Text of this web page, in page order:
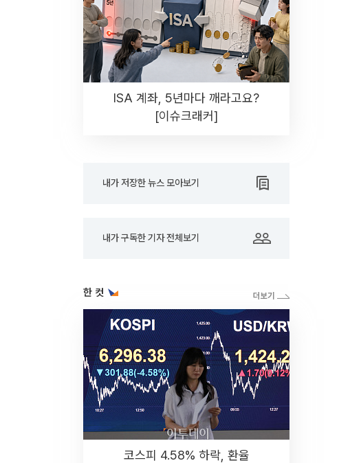
ISA 계좌, 5년마다 깨라고요?
[이슈크래커]
내가 저장한 뉴스 모아보기
내가 구독한 기자 전체보기
한 컷
코스피 4.58% 하락, 환율